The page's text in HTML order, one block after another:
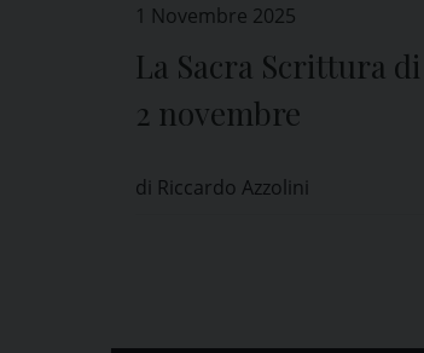
1 Novembre 2025
La Sacra Scrittura
2 novembre
di Riccardo Azzolini